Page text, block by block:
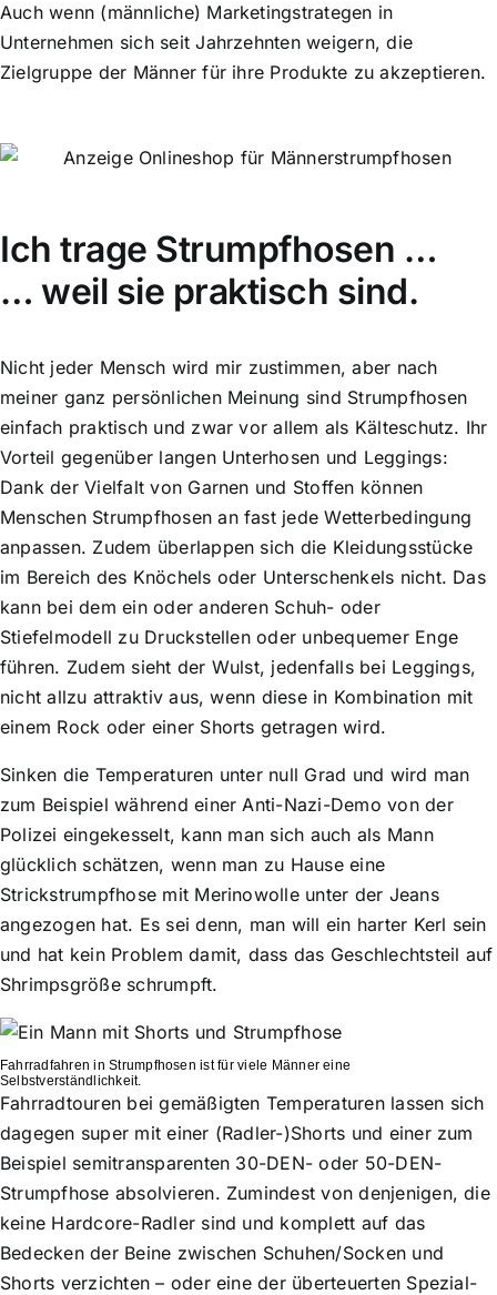
Auch wenn (männliche) Marketingstrategen in
Unternehmen sich seit Jahrzehnten weigern, die
Zielgruppe der Männer für ihre Produkte zu akzeptieren.
Ich trage Strumpfhosen …
… weil sie praktisch sind.
Nicht jeder Mensch wird mir zustimmen, aber nach
meiner ganz persönlichen Meinung sind Strumpfhosen
einfach praktisch und zwar vor allem als Kälteschutz. Ihr
Vorteil gegenüber langen Unterhosen und Leggings:
Dank der Vielfalt von Garnen und Stoffen können
Menschen Strumpfhosen an fast jede Wetterbedingung
anpassen. Zudem überlappen sich die Kleidungsstücke
im Bereich des Knöchels oder Unterschenkels nicht. Das
kann bei dem ein oder anderen Schuh- oder
Stiefelmodell zu Druckstellen oder unbequemer Enge
führen. Zudem sieht der Wulst, jedenfalls bei Leggings,
nicht allzu attraktiv aus, wenn diese in Kombination mit
einem Rock oder einer Shorts getragen wird.
Sinken die Temperaturen unter null Grad und wird man
zum Beispiel während einer Anti-Nazi-Demo von der
Polizei eingekesselt, kann man sich auch als Mann
glücklich schätzen, wenn man zu Hause eine
Strickstrumpfhose mit Merinowolle unter der Jeans
angezogen hat. Es sei denn, man will ein harter Kerl sein
und hat kein Problem damit, dass das Geschlechtsteil auf
Shrimpsgröße schrumpft.
Fahrradfahren in Strumpfhosen ist für viele Männer eine
Selbstverständlichkeit.
Fahrradtouren bei gemäßigten Temperaturen lassen sich
dagegen super mit einer (Radler-)Shorts und einer zum
Beispiel semitransparenten 30-DEN- oder 50-DEN-
Strumpfhose absolvieren. Zumindest von denjenigen, die
keine Hardcore-Radler sind und komplett auf das
Bedecken der Beine zwischen Schuhen/Socken und
Shorts verzichten – oder eine der überteuerten Spezial-